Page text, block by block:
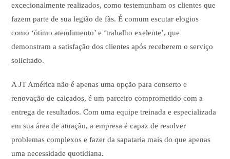
excecionalmente realizados, como testemunham os clientes que
fazem parte de sua legião de fãs. É comum escutar elogios
como ‘ótimo atendimento’ e ‘trabalho exelente’, que
demonstram a satisfação dos clientes após receberem o serviço
solicitado.
A JT América não é apenas uma opção para conserto e
renovação de calçados, é um parceiro comprometido com a
entrega de resultados. Com uma equipe treinada e especializada
em sua área de atuação, a empresa é capaz de resolver
problemas complexos e fazer da sapataria mais do que apenas
uma necessidade quotidiana.